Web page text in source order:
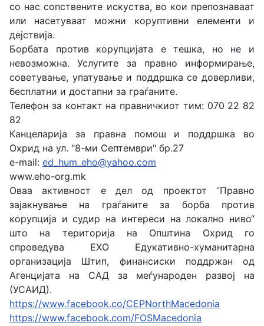
со нас сопствените искуства, во кои препознаваат
или насетуваат можни коруптивни елементи и
дејствија.
Борбата против корупцијата е тешка, но не и
невозможна. Услугите за правно информирање,
советување, упатување и поддршка се доверливи,
бесплатни и достапни за граѓаните.
Телефон за контакт на правничкиот тим: 070 22 82
82
Канцеларија за правна помош и поддршка во
Охрид на ул. "8-ми Септември" бр.27
e-mail: ed_hum_eho@yahoo.com
www.eho-org.mk
Оваа активност е дел од проектот “Правно
зајакнување на граѓаните за борба против
корупција и судир на интереси на локално ниво“
што на територија на Општина Охрид го
спроведува ЕХО Едукативно-хуманитарна
организација Штип, финансиски поддржан од
Агенцијата на САД за меѓународен развој на
(УСАИД).
https://www.facebook.co/CEPNorthMacedonia
https://www.facebook.com/FOSMacedonia